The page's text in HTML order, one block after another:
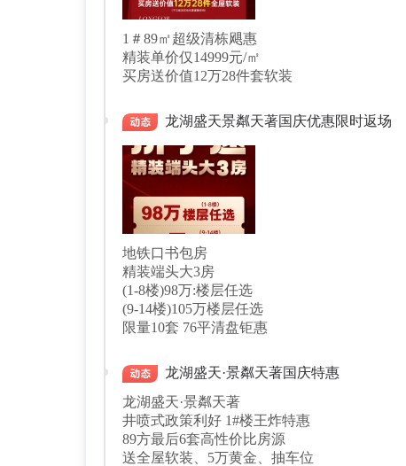
1＃89㎡超级清栋飓惠
精装单价仅14999元/㎡
买房送价值12万28件套软装
龙湖盛天景粼天著国庆优惠限时返场
地铁口书包房
精装端头大3房
(1-8楼)98万:楼层任选
(9-14楼)105万楼层任选
限量10套 76平清盘钜惠
龙湖盛天·景粼天著国庆特惠
龙湖盛天·景粼天著
井喷式政策利好 1#楼王炸特惠
89方最后6套高性价比房源